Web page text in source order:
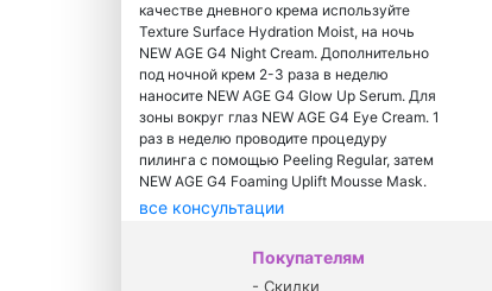
качестве дневного крема используйте
Texture Surface Hydration Moist, на ночь
NEW AGE G4 Night Cream. Дополнительно
под ночной крем 2-3 раза в неделю
наносите NEW AGE G4 Glow Up Serum. Для
зоны вокруг глаз NEW AGE G4 Eye Cream. 1
раз в неделю проводите процедуру
пилинга с помощью Peeling Regular, затем
NEW AGE G4 Foaming Uplift Mousse Mask.
все консультации
Покупателям
- Скидки